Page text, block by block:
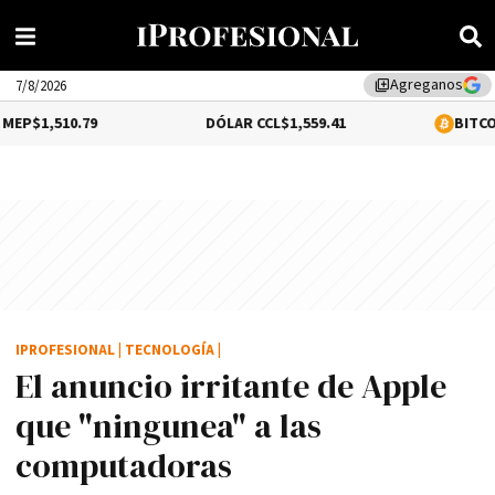
library_addAgreganos
7/8/2026
$1,559.41 BITCOIN
El anuncio irritante de Apple
que "ningunea" a las
computadoras
IPROFESIONAL TECNOLOGÍA